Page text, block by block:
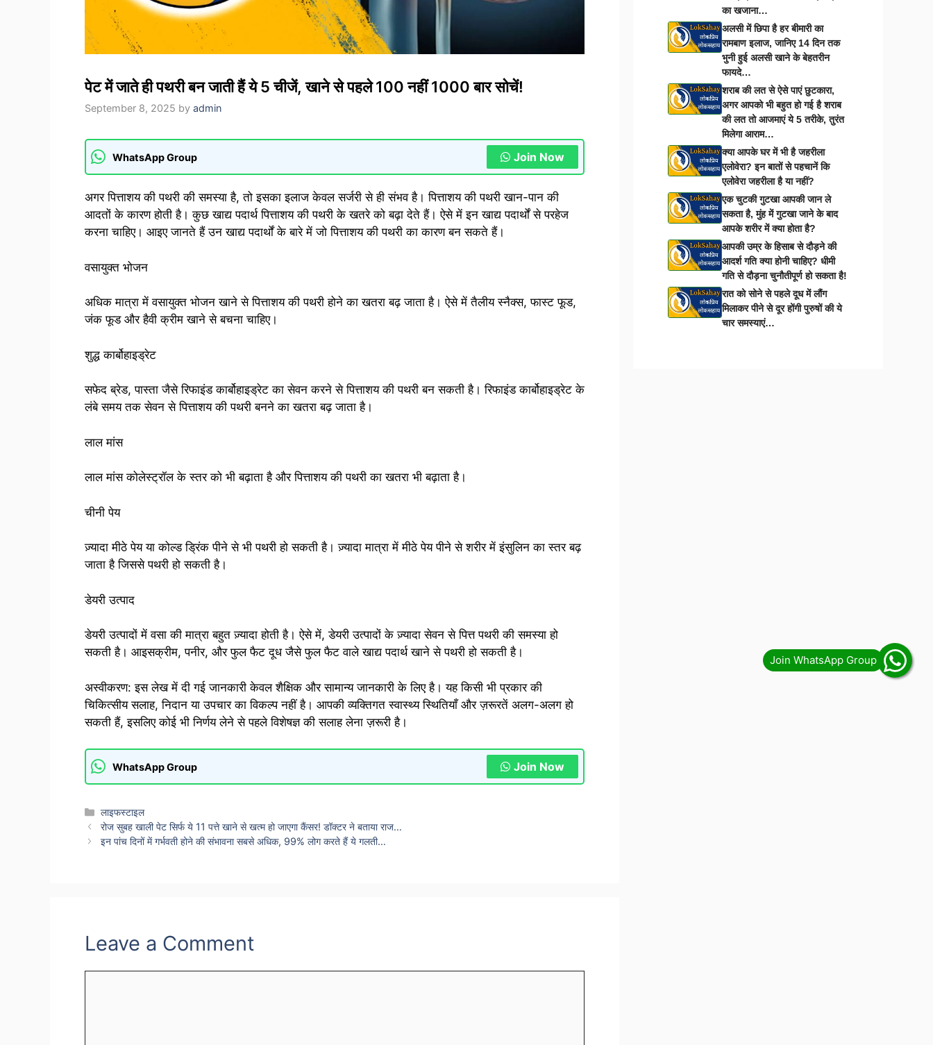
पेट में जाते ही पथरी बन जाती हैं ये 5 चीजें, खाने से पहले 100 नहीं 1000 बार सोचें!
September 8, 2025 by admin
WhatsApp Group Join Now
अगर पित्ताशय की पथरी की समस्या है, तो इसका इलाज केवल सर्जरी से ही संभव है। पित्ताशय की पथरी खान-पान की
आदतों के कारण होती है। कुछ खाद्य पदार्थ पित्ताशय की पथरी के खतरे को बढ़ा देते हैं। ऐसे में इन खाद्य पदार्थों से परहेज
करना चाहिए। आइए जानते हैं उन खाद्य पदार्थों के बारे में जो पित्ताशय की पथरी का कारण बन सकते हैं।
वसायुक्त भोजन
अधिक मात्रा में वसायुक्त भोजन खाने से पित्ताशय की पथरी होने का खतरा बढ़ जाता है। ऐसे में तैलीय स्नैक्स, फास्ट फूड,
जंक फूड और हैवी क्रीम खाने से बचना चाहिए।
शुद्ध कार्बोहाइड्रेट
सफेद ब्रेड, पास्ता जैसे रिफाइंड कार्बोहाइड्रेट का सेवन करने से पित्ताशय की पथरी बन सकती है। रिफाइंड कार्बोहाइड्रेट के
लंबे समय तक सेवन से पित्ताशय की पथरी बनने का खतरा बढ़ जाता है।
लाल मांस
लाल मांस कोलेस्ट्रॉल के स्तर को भी बढ़ाता है और पित्ताशय की पथरी का खतरा भी बढ़ाता है।
चीनी पेय
ज़्यादा मीठे पेय या कोल्ड ड्रिंक पीने से भी पथरी हो सकती है। ज़्यादा मात्रा में मीठे पेय पीने से शरीर में इंसुलिन का स्तर बढ़
जाता है जिससे पथरी हो सकती है।
डेयरी उत्पाद
डेयरी उत्पादों में वसा की मात्रा बहुत ज़्यादा होती है। ऐसे में, डेयरी उत्पादों के ज़्यादा सेवन से पित्त पथरी की समस्या हो
सकती है। आइसक्रीम, पनीर, और फुल फैट दूध जैसे फुल फैट वाले खाद्य पदार्थ खाने से पथरी हो सकती है।
अस्वीकरण: इस लेख में दी गई जानकारी केवल शैक्षिक और सामान्य जानकारी के लिए है। यह किसी भी प्रकार की
चिकित्सीय सलाह, निदान या उपचार का विकल्प नहीं है। आपकी व्यक्तिगत स्वास्थ्य स्थितियाँ और ज़रूरतें अलग-अलग हो
सकती हैं, इसलिए कोई भी निर्णय लेने से पहले विशेषज्ञ की सलाह लेना ज़रूरी है।
WhatsApp Group Join Now
Categories
लाइफस्टाइल
रोज सुबह खाली पेट सिर्फ ये 11 पत्ते खाने से खत्म हो जाएगा कैंसर! डॉक्टर ने बताया राज…
इन पांच दिनों में गर्भवती होने की संभावना सबसे अधिक, 99% लोग करते हैं ये गलती…
Leave a Comment
का खजाना…
अलसी में छिपा है हर बीमारी का
रामबाण इलाज, जानिए 14 दिन तक
भुनी हुई अलसी खाने के बेहतरीन
फायदे…
शराब की लत से ऐसे पाएं छुटकारा,
अगर आपको भी बहुत हो गई है शराब
की लत तो आजमाएं ये 5 तरीके, तुरंत
मिलेगा आराम…
क्या आपके घर में भी है जहरीला
एलोवेरा? इन बातों से पहचानें कि
एलोवेरा जहरीला है या नहीं?
एक चुटकी गुटखा आपकी जान ले
सकता है, मुंह में गुटखा जाने के बाद
आपके शरीर में क्या होता है?
आपकी उम्र के हिसाब से दौड़ने की
आदर्श गति क्या होनी चाहिए? धीमी
गति से दौड़ना चुनौतीपूर्ण हो सकता है!
रात को सोने से पहले दूध में लौंग
मिलाकर पीने से दूर होंगी पुरुषों की ये
चार समस्याएं…